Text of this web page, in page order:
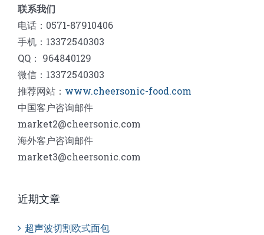
联系我们
电话：0571-87910406
手机：13372540303
QQ： 964840129
微信：13372540303
推荐网站： www.cheersonic-food.com
中国客户咨询邮件
market2@cheersonic.com
海外客户咨询邮件
market3@cheersonic.com
近期文章
超声波切割欧式面包